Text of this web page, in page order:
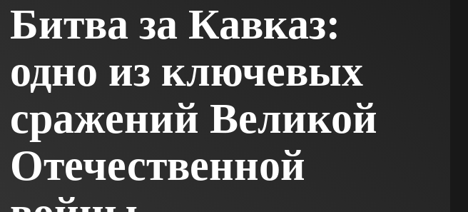
Битва за Кавказ:
одно из ключевых
сражений Великой
Отечественной